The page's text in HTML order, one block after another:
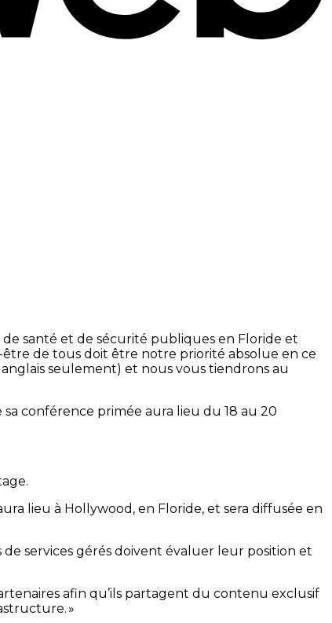
santé et de sécurité publiques en Floride et
être de tous doit être notre priorité absolue en ce
seulement) et nous vous tiendrons au
conférence primée aura lieu du 18 au 20
lieu à Hollywood, en Floride, et sera diffusée en
de services gérés doivent évaluer leur position et
afin qu’ils partagent du contenu exclusif
»